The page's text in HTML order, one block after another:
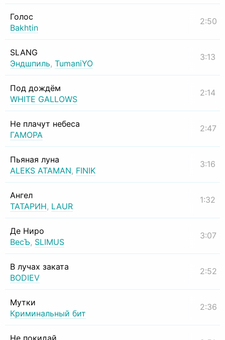
Голос
Bakhtin
2:50
SLANG
Эндшпиль, TumaniYO
3:13
Под дождём
WHITE GALLOWS
2:14
Не плачут небеса
ГАМОРА
2:47
Пьяная луна
ALEKS ATAMAN, FINIK
3:16
Ангел
ТАТАРИН, LAUR
1:32
Де Ниро
ВесЪ, SLIMUS
3:07
В лучах заката
BODIEV
2:52
Мутки
Криминальный бит
2:36